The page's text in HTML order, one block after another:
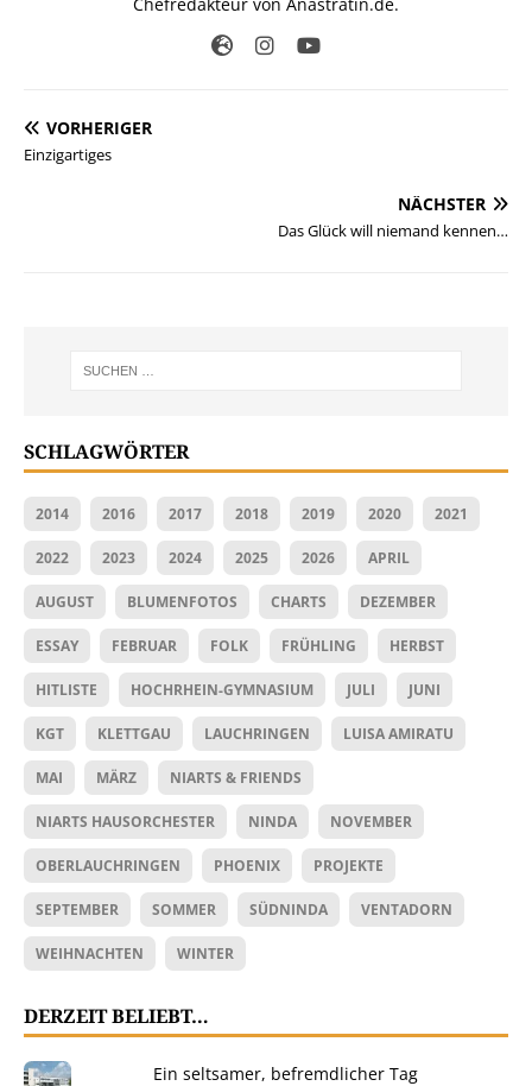
VORHERIGER
Einzigartiges
NÄCHSTER
Das Glück will niemand kennen…
SCHLAGWÖRTER
2014 2016 2017 2018 2019 2020 2021
2022 2023 2024 2025 2026 APRIL
AUGUST BLUMENFOTOS CHARTS DEZEMBER
ESSAY FEBRUAR FOLK FRÜHLING HERBST
HITLISTE HOCHRHEIN-GYMNASIUM JULI JUNI
KGT KLETTGAU LAUCHRINGEN LUISA AMIRATU
MAI MÄRZ NIARTS & FRIENDS
NIARTS HAUSORCHESTER NINDA NOVEMBER
OBERLAUCHRINGEN PHOENIX PROJEKTE
SEPTEMBER SOMMER SÜDNINDA VENTADORN
WEIHNACHTEN WINTER
DERZEIT BELIEBT…
Ein seltsamer, befremdlicher Tag